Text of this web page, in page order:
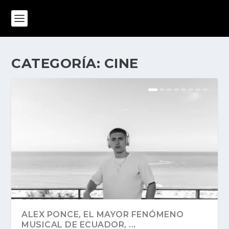
CATEGORÍA: CINE
ALEX PONCE, EL MAYOR FENÓMENO
MUSICAL DE ECUADOR, ...